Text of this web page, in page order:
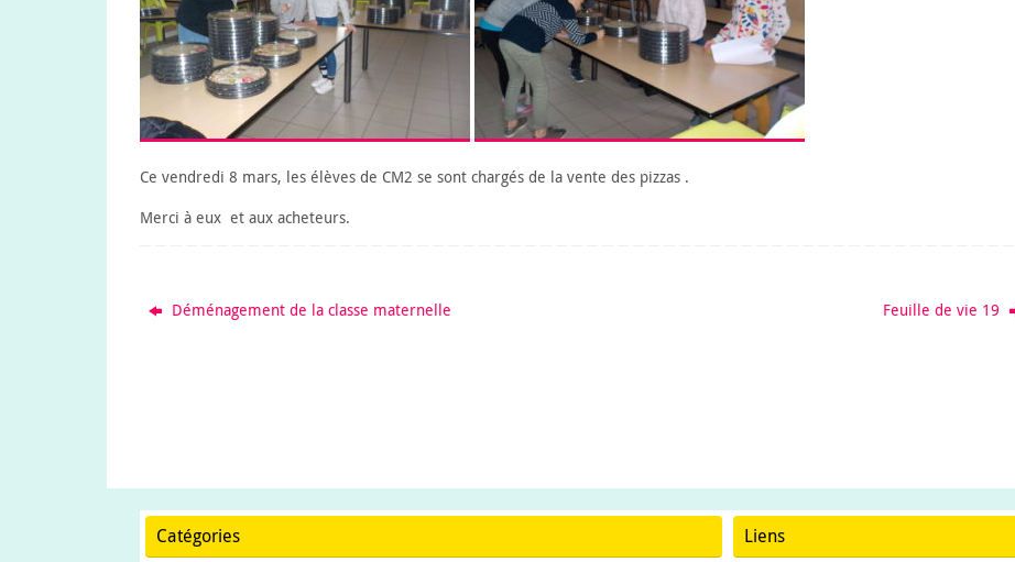
Ce vendredi 8 mars, les élèves de CM2 se sont chargés de la vente des pizzas .
Merci à eux et aux acheteurs.
Déménagement de la classe maternelle Feuille de vie 19
Catégories Liens